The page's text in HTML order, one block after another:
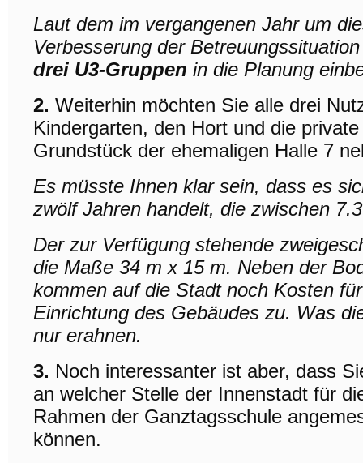
Laut dem im vergangenen Jahr um
Verbesserung der
drei U3-Gruppen in die Planung
2. Weiterhin möchten Sie alle drei
Kindergarten, den Hort und die
Grundstück der ehemaligen Halle 7
Es müsste Ihnen klar sein, dass es
zwölf Jahren handelt, die zwischen
Der zur Verfügung stehende
die Maße 34 m x 15 m. Neben der
kommen auf die Stadt noch Kosten
Einrichtung des Gebäudes zu. Was
nur erahnen.
3. Noch interessanter ist aber, dass
an welcher Stelle der Innenstadt für
Rahmen der Ganztagsschule
können.